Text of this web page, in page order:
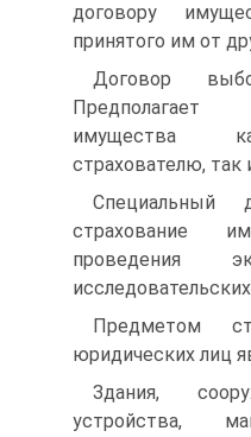
договору
принятого им от
Договор
Предполагает
имущества
страхователю, так
Специальный
страхование
проведения
Предметом
юридических лиц
Здания,
устройства,